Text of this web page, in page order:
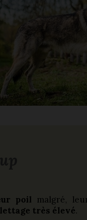
poil malgré,
très élevé.